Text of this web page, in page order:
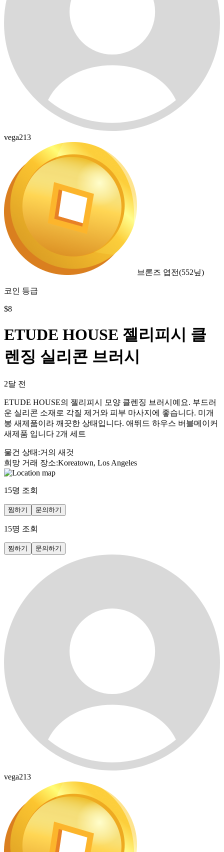
vega213
브론즈 엽전(552닢)
코인 등급
$8
ETUDE HOUSE 젤리피시 클
렌징 실리콘 브러시
2달 전
ETUDE HOUSE의 젤리피시 모양 클렌징 브러시예요. 부드러
운 실리콘 소재로 각질 제거와 피부 마사지에 좋습니다. 미개
봉 새제품이라 깨끗한 상태입니다. 애뛰드 하우스 버블메이커
새제품 입니다 2개 세트
물건 상태 :거의 새것
희망 거래 장소:Koreatown, Los Angeles
15명 조회
찜하기 문의하기
15명 조회
찜하기 문의하기
vega213